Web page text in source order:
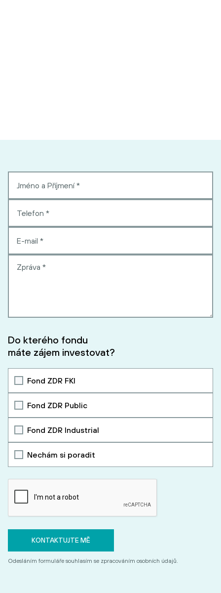
Do kterého fondu
máte zájem investovat?
Fond ZDR FKI
Fond ZDR Public
Fond ZDR Industrial
Nechám si poradit
Odesláním formuláře souhlasím se zpracováním osobních údajů.